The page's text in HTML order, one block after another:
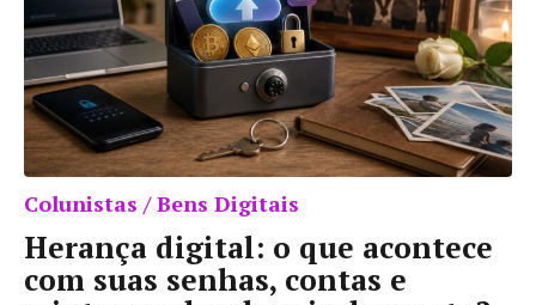
Colunistas / Bens Digitais
Herança digital: o que acontece
com suas senhas, contas e